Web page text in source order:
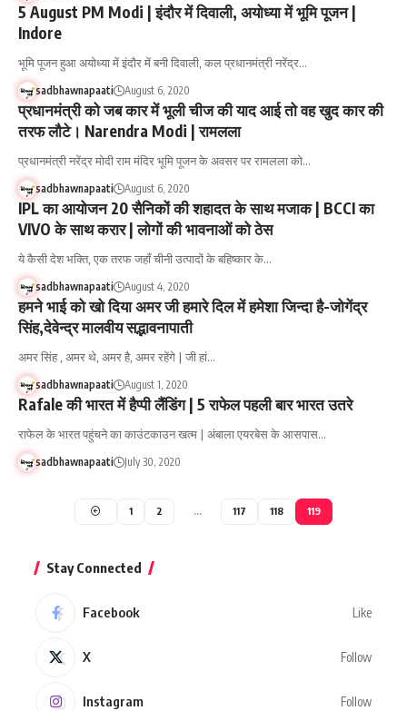
5 August PM Modi | इंदौर में दिवाली, अयोध्या में भूमि पूजन |
Indore
भूमि पूजन हुआ अयोध्या में इंदौर में बनी दिवाली, कल प्रधानमंत्री नरेंद्र…
sadbhawnapaati August 6, 2020
प्रधानमंत्री को जब कार में भूली चीज की याद आई तो वह खुद कार की
तरफ लौटे। Narendra Modi | रामलला
प्रधानमंत्री नरेंद्र मोदी राम मंदिर भूमि पूजन के अवसर पर रामलला को…
sadbhawnapaati August 6, 2020
IPL का आयोजन 20 सैनिकों की शहादत के साथ मजाक | BCCI का
VIVO के साथ करार | लोगों की भावनाओं को ठेस
ये कैसी देश भक्ति, एक तरफ जहाँ चीनी उत्पादों के बहिष्कार के…
sadbhawnapaati August 4, 2020
हमने भाई को खो दिया अमर जी हमारे दिल में हमेशा जिन्दा है-जोगेंद्र
सिंह,देवेन्द्र मालवीय सद्भावनापाती
अमर सिंह , अमर थे, अमर है, अमर रहेंगे | जी हां…
sadbhawnapaati August 1, 2020
Rafale की भारत में हैप्पी लैंडिंग | 5 राफेल पहली बार भारत उतरे
राफेल के भारत पहुंचने का काउंटकाउन खत्म | अंबाला एयरबेस के आसपास…
sadbhawnapaati July 30, 2020
1 2 … 117 118 119
Stay Connected
Facebook Like
X Follow
Instagram Follow